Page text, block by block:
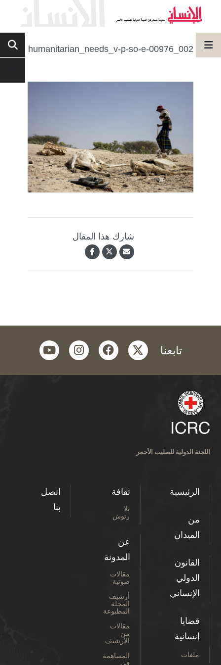
humanitarian_needs_v-p-so-e-00976_002
شارك هذا المقال
تابعنا twitter
facebook
instagram
youtube
اللجنة الدولية للصليب الأحمر
الرئيسية
من
الميدان
القانون
الدولي
الإنساني
قضايا
إنسانية
ملفات
ثقافة
بلا
رتوش
عن
المدونة
مقالات
صوتية
أرشيف
المجلة
المطبوعة
مقالات
من
الأرشيف
المساهمة
في
اتصل
بنا